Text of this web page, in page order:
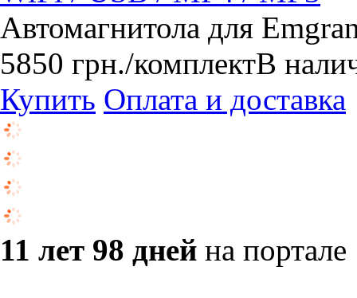
Автомагнитола для
5850 грн./комплектВ
Купить Оплата и доставка
11 лет 98 дней на портале